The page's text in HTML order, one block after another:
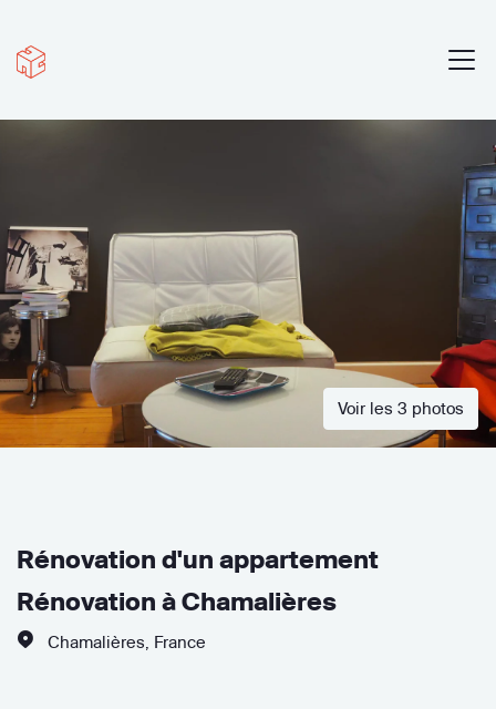
Voir les 3 photos
Rénovation d'un appartement
Rénovation à Chamalières
Chamalières France